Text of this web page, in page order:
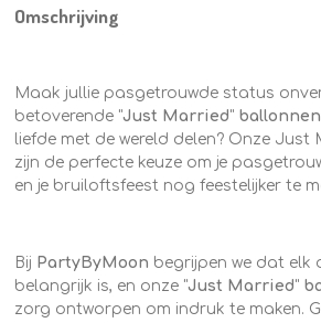
Omschrijving
Maak jullie pasgetrouwde status
betoverende "Just Married" ballonnen
liefde met de wereld delen? Onze
zijn de perfecte keuze om je
en je bruiloftsfeest nog feestelijker te
Bij PartyByMoon begrijpen we dat elk
belangrijk is, en onze "Just Married"
zorg ontworpen om indruk te maken.